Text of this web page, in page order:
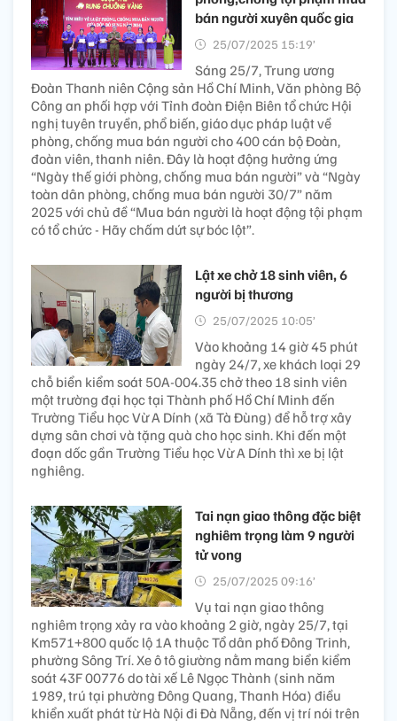
bán người xuyên quốc gia
25/07/2025 15:19’
Sáng 25/7, Trung ương
Đoàn Thanh niên Cộng sản Hồ Chí Minh, Văn phòng Bộ
Công an phối hợp với Tỉnh đoàn Điện Biên tổ chức Hội
nghị tuyên truyền, phổ biến, giáo dục pháp luật về
phòng, chống mua bán người cho 400 cán bộ Đoàn,
đoàn viên, thanh niên. Đây là hoạt động hưởng ứng
“Ngày thế giới phòng, chống mua bán người” và “Ngày
toàn dân phòng, chống mua bán người 30/7” năm
2025 với chủ đề “Mua bán người là hoạt động tội phạm
có tổ chức - Hãy chấm dứt sự bóc lột”.
Lật xe chở 18 sinh viên, 6
người bị thương
25/07/2025 10:05’
Vào khoảng 14 giờ 45 phút
ngày 24/7, xe khách loại 29
chỗ biển kiểm soát 50A-004.35 chở theo 18 sinh viên
một trường đại học tại Thành phố Hồ Chí Minh đến
Trường Tiểu học Vừ A Dính (xã Tà Đùng) để hỗ trợ xây
dựng sân chơi và tặng quà cho học sinh. Khi đến một
đoạn dốc gần Trường Tiểu học Vừ A Dính thì xe bị lật
nghiêng.
Tai nạn giao thông đặc biệt
nghiêm trọng làm 9 người
tử vong
25/07/2025 09:16’
Vụ tai nạn giao thông
nghiêm trọng xảy ra vào khoảng 2 giờ, ngày 25/7, tại
Km571+800 quốc lộ 1A thuộc Tổ dân phố Đông Trinh,
phường Sông Trí. Xe ô tô giường nằm mang biển kiểm
soát 43F 00776 do tài xế Lê Ngọc Thành (sinh năm
1989, trú tại phường Đông Quang, Thanh Hóa) điều
khiển xuất phát từ Hà Nội đi Đà Nẵng, đến vị trí nói trên